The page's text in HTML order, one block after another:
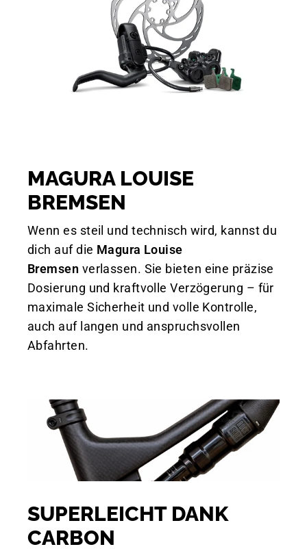
MAGURA LOUISE
BREMSEN
Wenn es steil und technisch wird, kannst du
dich auf die Magura Louise
Bremsen verlassen. Sie bieten eine präzise
Dosierung und kraftvolle Verzögerung – für
maximale Sicherheit und volle Kontrolle,
auch auf langen und anspruchsvollen
Abfahrten.
SUPERLEICHT DANK
CARBON